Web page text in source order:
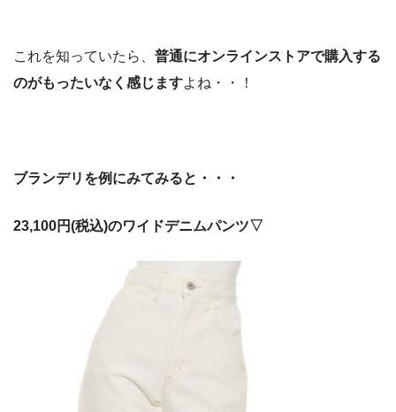
これを知っていたら、 普通にオンラインストアで購入する
のがもったいなく感じますよね・・！
ブランデリを例にみてみると・・・
23,100円(税込)のワイドデニムパンツ▽